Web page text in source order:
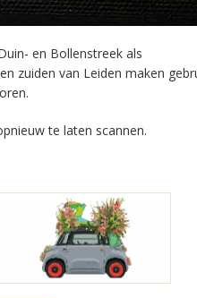
en Bollenstreek als
zuiden van Leiden maken
te laten scannen.